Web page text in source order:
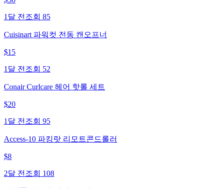
1달 전 조회 85
Cuisinart 파워컷 전동 캔오프너
$15
1달 전 조회 52
Conair Curlcare 헤어 핫롤 세트
$20
1달 전 조회 95
Access-10 파킹랏 리모트콘드롤러
$8
2달 전 조회 108